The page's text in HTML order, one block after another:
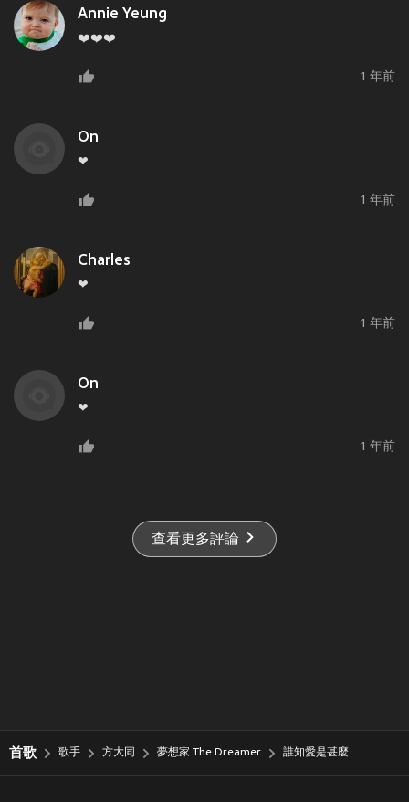
Annie Yeung
❤️❤️❤️
1 年前
On
❤
1 年前
Charles
❤
1 年前
On
❤
1 年前
查看更多評論
首歌 歌手 方大同 夢想家 The Dreamer 誰知愛是甚麼